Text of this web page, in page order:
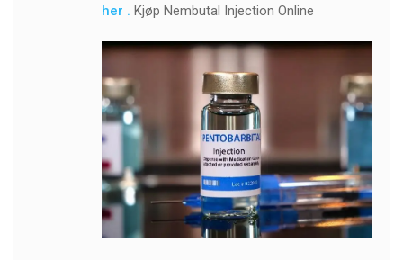
her . Kjøp Nembutal Injection Online